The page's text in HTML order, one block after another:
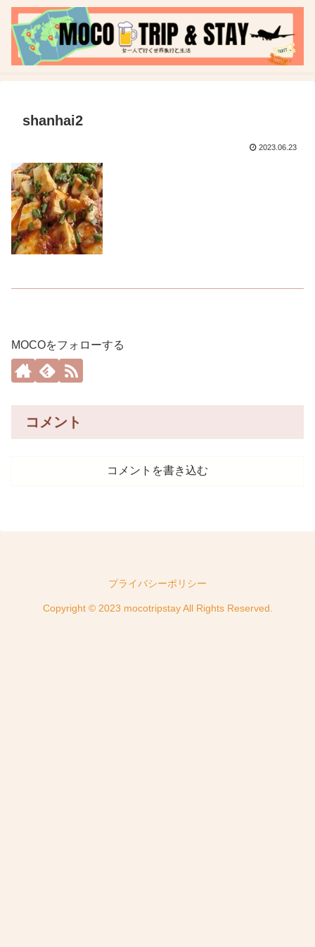
shanhai2
2023.06.23
MOCOをフォローする
コメント
コメントを書き込む
プライバシーポリシー
Copyright © 2023 mocotripstay All Rights Reserved.